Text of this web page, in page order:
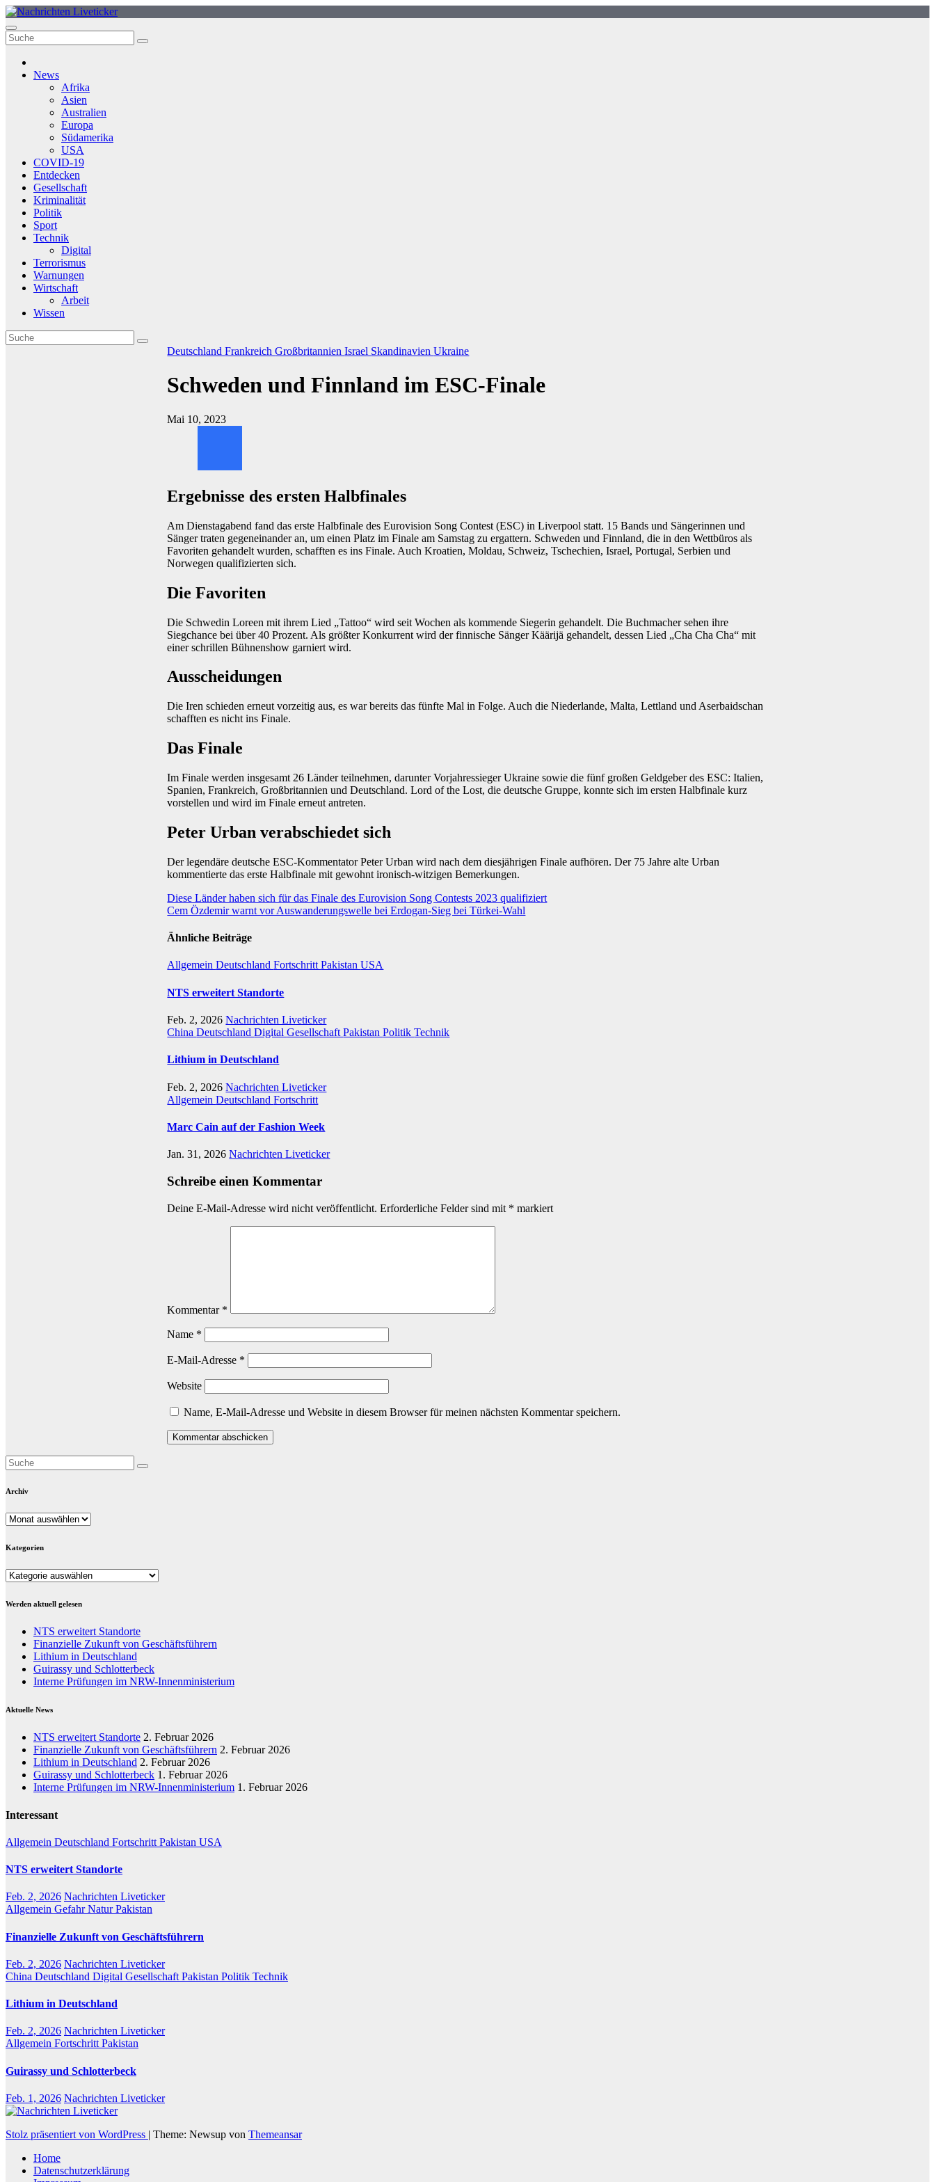
Zum
Inhalt
springen
News
Afrika
Asien
Australien
Europa
Südamerika
USA
COVID-19
Entdecken
Gesellschaft
Kriminalität
Politik
Sport
Technik
Digital
Terrorismus
Warnungen
Wirtschaft
Arbeit
Wissen
DeutschlandFrankreichGroßbritannienIsrael SkandinavienUkraine
Schweden und Finnland im ESC-Finale
Mai 10, 2023
Ergebnisse des ersten Halbfinales
Am Dienstagabend fand das erste Halbfinale des Eurovision Song Contest (ESC) in Liverpool statt. 15 Bands und Sängerinnen und
Sänger traten gegeneinander an, um einen Platz im Finale am Samstag zu ergattern. Schweden und Finnland, die in den Wettbüros als
Favoriten gehandelt wurden, schafften es ins Finale. Auch Kroatien, Moldau, Schweiz, Tschechien, Israel, Portugal, Serbien und
Norwegen qualifizierten sich.
Die Favoriten
Die Schwedin Loreen mit ihrem Lied „Tattoo“ wird seit Wochen als kommende Siegerin gehandelt. Die Buchmacher sehen ihre
Siegchance bei über 40 Prozent. Als größter Konkurrent wird der finnische Sänger Käärijä gehandelt, dessen Lied „Cha Cha Cha“ mit
einer schrillen Bühnenshow garniert wird.
Ausscheidungen
Die Iren schieden erneut vorzeitig aus, es war bereits das fünfte Mal in Folge. Auch die Niederlande, Malta, Lettland und Aserbaidschan
schafften es nicht ins Finale.
Das Finale
Im Finale werden insgesamt 26 Länder teilnehmen, darunter Vorjahressieger Ukraine sowie die fünf großen Geldgeber des ESC: Italien,
Spanien, Frankreich, Großbritannien und Deutschland. Lord of the Lost, die deutsche Gruppe, konnte sich im ersten Halbfinale kurz
vorstellen und wird im Finale erneut antreten.
Peter Urban verabschiedet sich
Der legendäre deutsche ESC-Kommentator Peter Urban wird nach dem diesjährigen Finale aufhören. Der 75 Jahre alte Urban
kommentierte das erste Halbfinale mit gewohnt ironisch-witzigen Bemerkungen.
Beitragsnavigation
Diese Länder haben sich für das Finale des Eurovision Song Contests 2023 qualifiziert
Cem Özdemir warnt vor Auswanderungswelle bei Erdogan-Sieg bei Türkei-Wahl
Ähnliche Beiträge
AllgemeinDeutschlandFortschrittPakistanUSA
NTS erweitert Standorte
Feb. 2, 2026 Nachrichten Liveticker
ChinaDeutschlandDigitalGesellschaftPakistanPolitikTechnik
Lithium in Deutschland
Feb. 2, 2026 Nachrichten Liveticker
AllgemeinDeutschlandFortschritt
Marc Cain auf der Fashion Week
Jan. 31, 2026 Nachrichten Liveticker
Schreibe einen Kommentar
Deine E-Mail-Adresse wird nicht veröffentlicht. Erforderliche Felder sind mit * markiert
Kommentar *
Name *
E-Mail-Adresse *
Website
Name, E-Mail-Adresse und Website in diesem Browser für meinen nächsten Kommentar speichern.
Archiv
Archiv
Kategorien
Kategorien
Werden aktuell gelesen
NTS erweitert Standorte
Finanzielle Zukunft von Geschäftsführern
Lithium in Deutschland
Guirassy und Schlotterbeck
Interne Prüfungen im NRW-Innenministerium
Aktuelle News
NTS erweitert Standorte 2. Februar 2026
Finanzielle Zukunft von Geschäftsführern 2. Februar 2026
Lithium in Deutschland 2. Februar 2026
Guirassy und Schlotterbeck 1. Februar 2026
Interne Prüfungen im NRW-Innenministerium 1. Februar 2026
Interessant
Allgemein Deutschland Fortschritt Pakistan USA
NTS erweitert Standorte
Feb. 2, 2026 Nachrichten Liveticker
Allgemein GefahrNaturPakistan
Finanzielle Zukunft von Geschäftsführern
Feb. 2, 2026 Nachrichten Liveticker
China Deutschland Digital Gesellschaft Pakistan Politik Technik
Lithium in Deutschland
Feb. 2, 2026 Nachrichten Liveticker
Allgemein Fortschritt Pakistan
Guirassy und Schlotterbeck
Feb. 1, 2026 Nachrichten Liveticker
Stolz präsentiert von WordPress | Theme: Newsup von Themeansar
Home
Datenschutzerklärung